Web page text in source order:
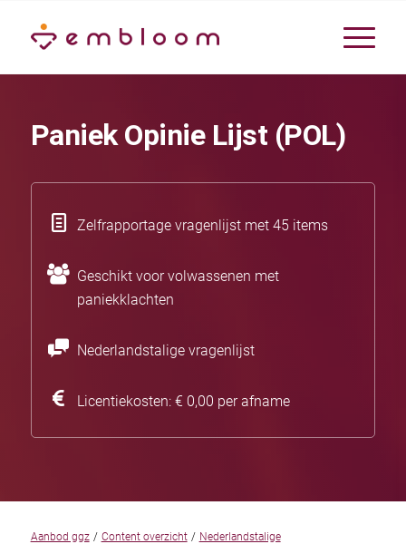
Paniek Opinie Lijst (POL)
Zelfrapportage vragenlijst met 45 items
Geschikt voor volwassenen met
paniekklachten
Nederlandstalige vragenlijst
Licentiekosten: € 0,00 per afname
Aanbod ggz / Content overzicht / Nederlandstalige